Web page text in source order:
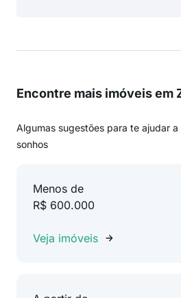
Encontre mais imóveis em
Algumas sugestões para te ajudar
sonhos
Menos de
R$ 600.000
Veja imóveis